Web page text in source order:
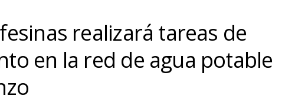
realizará tareas de
en la red de agua potable